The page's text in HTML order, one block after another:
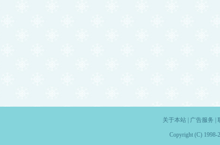
关于本站| 广告服务
Copyright (C) 1998-